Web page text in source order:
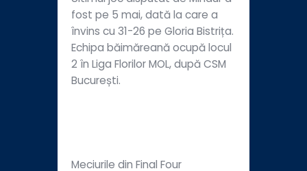
fost pe 5 mai, dată la care a
învins cu 31-26 pe Gloria Bistrița.
Echipa băimăreană ocupă locul
2 în Liga Florilor MOL, după CSM
București.
Meciurile din Final Four